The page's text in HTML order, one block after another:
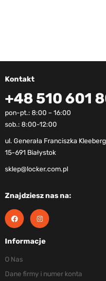
Kontakt
+48 510 601
pon-pt.: 8:00 – 16:00
sob.: 8:00-12:00
ul. Generała Franciszka
15-691 Białystok
sklep@locker.com.pl
Znajdziesz nas na:
Informacje
O Nas
Dane firmy i numer konta